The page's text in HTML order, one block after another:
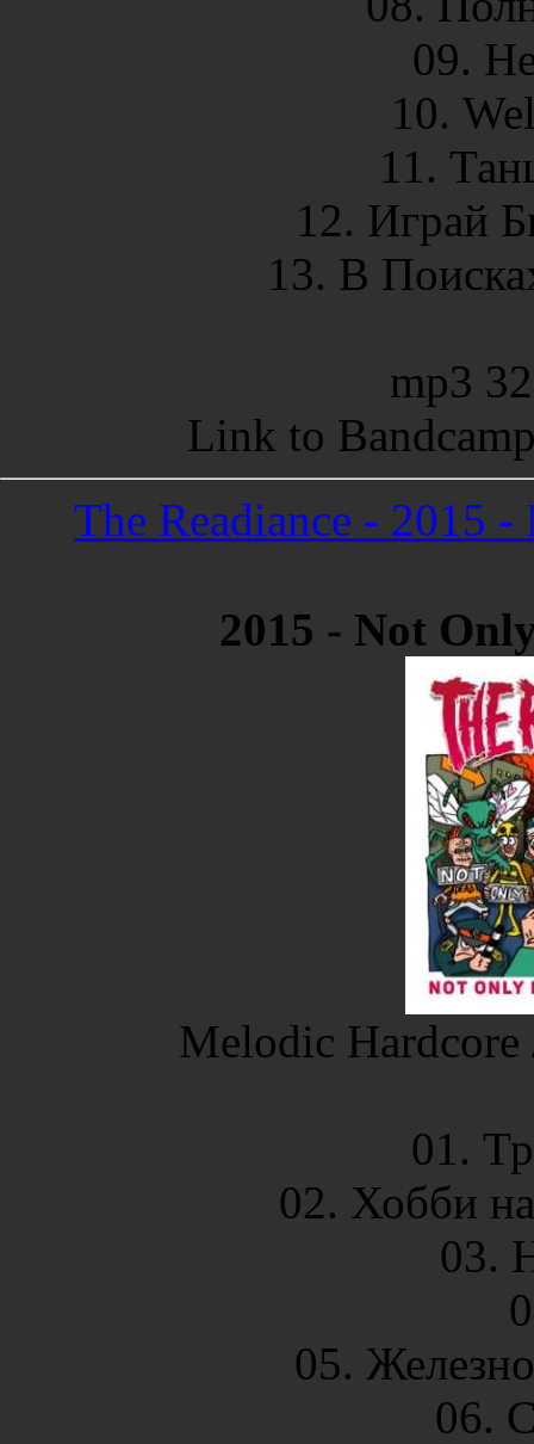
09.
10.
11.
12. Играй
13. В
mp3
Link to
The Readiance - 2015
2015 - Not
Melodic Hardcore
01.
02. Хобби
03.
05.
06.